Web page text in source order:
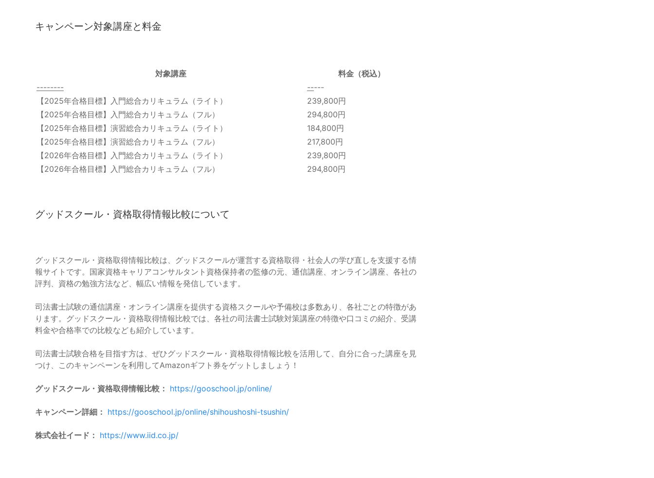
キャンペーン対象講座と料金
対象講座
料金（税込）
-------- -----
【2025年合格目標】入門総合カリキュラム（ライト）
239,800円
【2025年合格目標】入門総合カリキュラム（フル）
294,800円
【2025年合格目標】演習総合カリキュラム（ライト）
184,800円
【2025年合格目標】演習総合カリキュラム（フル）
217,800円
【2026年合格目標】入門総合カリキュラム（ライト）
239,800円
【2026年合格目標】入門総合カリキュラム（フル）
294,800円
グッドスクール・資格取得情報比較について
グッドスクール・資格取得情報比較は、グッドスクールが運営する資格取得・社会人の学び直しを支援する情
報サイトです。国家資格キャリアコンサルタント資格保持者の監修の元、通信講座、オンライン講座、各社の
評判、資格の勉強方法など、幅広い情報を発信しています。
司法書士試験の通信講座・オンライン講座を提供する資格スクールや予備校は多数あり、各社ごとの特徴があ
ります。グッドスクール・資格取得情報比較では、各社の司法書士試験対策講座の特徴や口コミの紹介、受講
料金や合格率での比較なども紹介しています。
司法書士試験合格を目指す方は、ぜひグッドスクール・資格取得情報比較を活用して、自分に合った講座を見
つけ、このキャンペーンを利用してAmazonギフト券をゲットしましょう！
グッドスクール・資格取得情報比較： https://gooschool.jp/online/
キャンペーン詳細： https://gooschool.jp/online/shihoushoshi-tsushin/
株式会社イード： https://www.iid.co.jp/